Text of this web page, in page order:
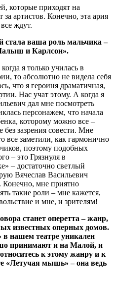
которые приходят на
артистов. Конечно, эта ария
ждут.
стала ваша роль мальчика –
и Карлсон».
я только училась в
то абсолютно не видела себя
что я героиня драматичная,
Нас учат этому. А когда я
дал мне посмотреть
персонажем, что начала
которому можно все –
без зазрения совести. Мне
все заметили, как гармонично
поэтому подобных
– это Грязнуля в
– достаточно светлый
Вячеслав Васильевич
Конечно, мне приятно
такие роли – мне кажется,
и мне, и зрителям!
станет оперетта – жанр,
известных оперных домов.
нашем театре уникален
принимают и на Малой, и
к этому жанру и к
«Летучая мышь» – она ведь